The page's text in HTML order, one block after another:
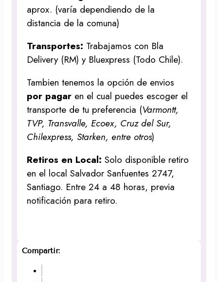
aprox. (varía dependiendo de la
distancia de la comuna)
Transportes: Trabajamos con Bla
Delivery (RM) y Bluexpress (Todo Chile).
Tambien tenemos la opción de envios
por pagar en el cual puedes escoger el
transporte de tu preferencia (Varmontt,
TVP, Transvalle, Ecoex, Cruz del Sur,
Chilexpress, Starken, entre otros)
Retiros en Local:Solo disponible retiro
en el local Salvador Sanfuentes 2747,
Santiago. Entre 24 a 48 horas, previa
notificación para retiro.
Compartir: